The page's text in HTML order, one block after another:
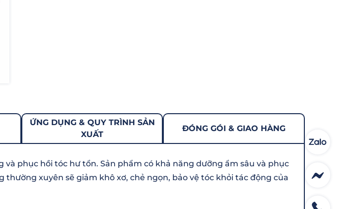
ỨNG DỤNG & QUY TRÌNH SẢN
XUẤT
ĐÓNG GÓI & GIAO HÀNG
phục hồi tóc hư tổn. Sản phẩm có khả năng dưỡng ẩm sâu và phục
xuyên sẽ giảm khô xơ, chẻ ngọn, bảo vệ tóc khỏi tác động của